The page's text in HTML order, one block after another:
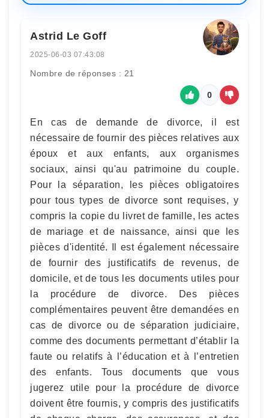
Astrid Le Goff
2025-06-03 07:43:08
Nombre de réponses : 21
0
En cas de demande de divorce, il est
nécessaire de fournir des pièces relatives aux
époux et aux enfants, aux organismes
sociaux, ainsi qu'au patrimoine du couple.
Pour la séparation, les pièces obligatoires
pour tous types de divorce sont requises, y
compris la copie du livret de famille, les actes
de mariage et de naissance, ainsi que les
pièces d'identité. Il est également nécessaire
de fournir des justificatifs de revenus, de
domicile, et de tous les documents utiles pour
la procédure de divorce. Des pièces
complémentaires peuvent être demandées en
cas de divorce ou de séparation judiciaire,
comme des documents permettant d’établir la
faute ou relatifs à l’éducation et à l’entretien
des enfants. Tous documents que vous
jugerez utile pour la procédure de divorce
doivent être fournis, y compris des justificatifs